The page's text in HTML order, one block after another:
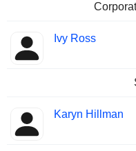
Ivy Ross
Karyn Hillman